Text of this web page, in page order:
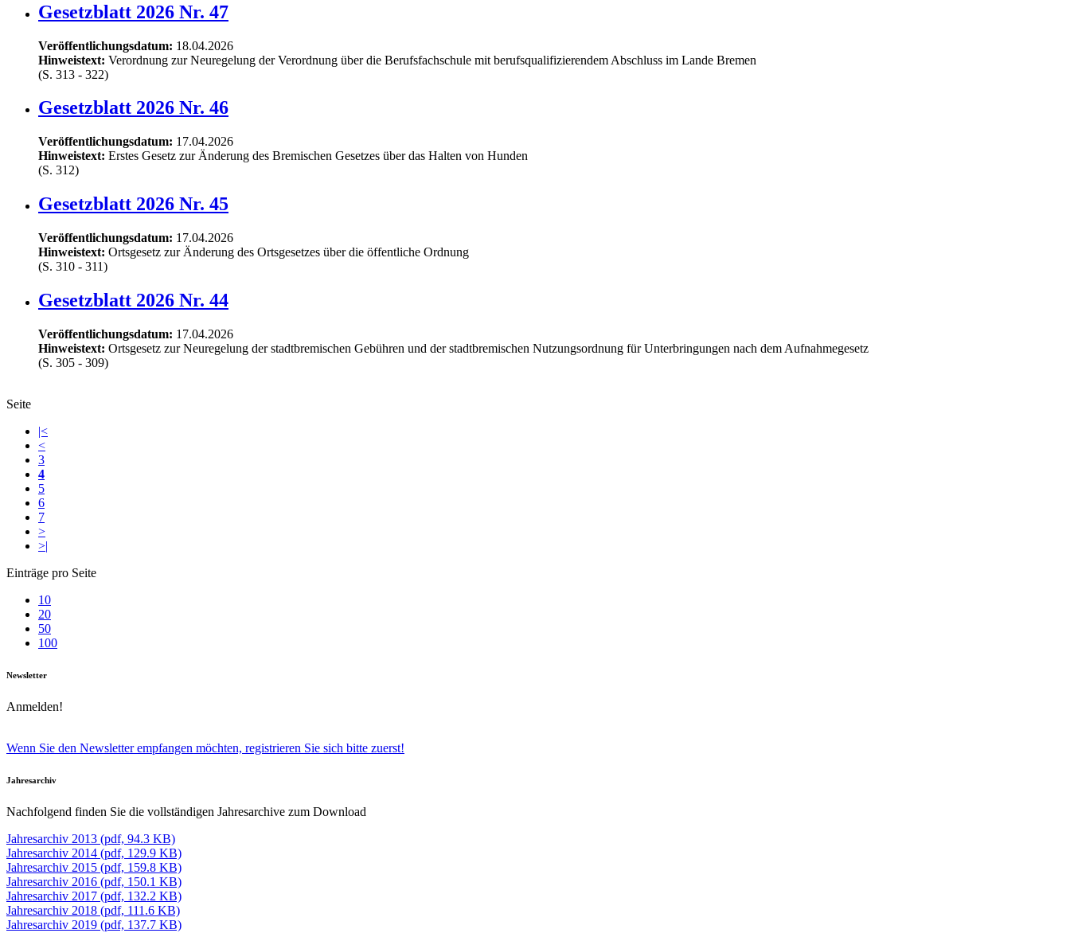
Gesetzblatt 2026 Nr. 47
Veröffentlichungsdatum: 18.04.2026
Hinweistext: Verordnung zur Neuregelung der Verordnung über die Berufsfachschule mit berufsqualifizierendem Abschluss im Lande Bremen
(S. 313 - 322)
Gesetzblatt 2026 Nr. 46
Veröffentlichungsdatum: 17.04.2026
Hinweistext: Erstes Gesetz zur Änderung des Bremischen Gesetzes über das Halten von Hunden
(S. 312)
Gesetzblatt 2026 Nr. 45
Veröffentlichungsdatum: 17.04.2026
Hinweistext: Ortsgesetz zur Änderung des Ortsgesetzes über die öffentliche Ordnung
(S. 310 - 311)
Gesetzblatt 2026 Nr. 44
Veröffentlichungsdatum: 17.04.2026
Hinweistext: Ortsgesetz zur Neuregelung der stadtbremischen Gebühren und der stadtbremischen Nutzungsordnung für Unterbringungen nach dem Aufnahmegesetz
(S. 305 - 309)
Seite
|<
<
3
4
5
6
7
>
>|
Einträge pro Seite
10
20
50
100
Newsletter
Anmelden!
Wenn Sie den Newsletter empfangen möchten, registrieren Sie sich bitte zuerst!
Jahresarchiv
Nachfolgend finden Sie die vollständigen Jahresarchive zum Download
Jahresarchiv 2013 (pdf, 94.3 KB)
Jahresarchiv 2014 (pdf, 129.9 KB)
Jahresarchiv 2015 (pdf, 159.8 KB)
Jahresarchiv 2016 (pdf, 150.1 KB)
Jahresarchiv 2017 (pdf, 132.2 KB)
Jahresarchiv 2018 (pdf, 111.6 KB)
Jahresarchiv 2019 (pdf, 137.7 KB)